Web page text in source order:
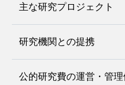
主な研究プロジェクト
研究機関との提携
公的研究費の運営・管